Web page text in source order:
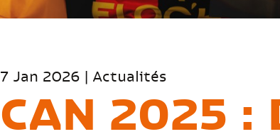
7 Jan 2026 | Actualités
CAN 2025 :